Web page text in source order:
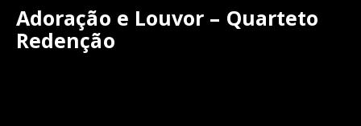
Adoração e Louvor – Quarteto
Redenção